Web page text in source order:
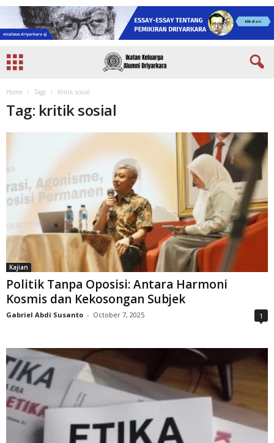
Home Tags Kritik sosial
Tag: kritik sosial
Kajian
Politik Tanpa Oposisi: Antara Harmoni
Kosmis dan Kekosongan Subjek
Gabriel Abdi Susanto - October 7, 2025 1